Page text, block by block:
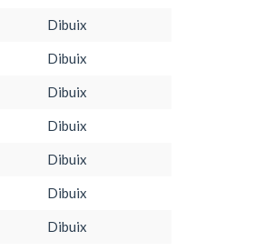
Dibuix
Dibuix
Dibuix
Dibuix
Dibuix
Dibuix
Dibuix